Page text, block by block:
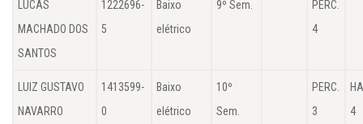
LUCAS
MACHADO DOS
SANTOS
1222696-
5
Baixo
elétrico
9º Sem.
PERC.
4
LUIZ GUSTAVO
NAVARRO
1413599-
0
Baixo
elétrico
10º
Sem.
PERC.
3
4